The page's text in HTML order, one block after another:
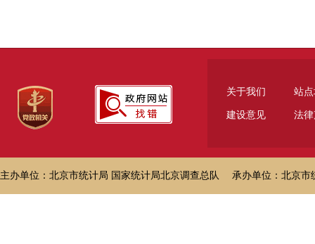
关于我们 站
建设意见 法
主办单位：北京市统计局 国家统计局北京调查总队 承办单位：北京市